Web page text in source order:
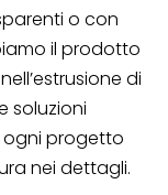
o con
il prodotto
di
soluzioni
ogni progetto
nei dettagli.